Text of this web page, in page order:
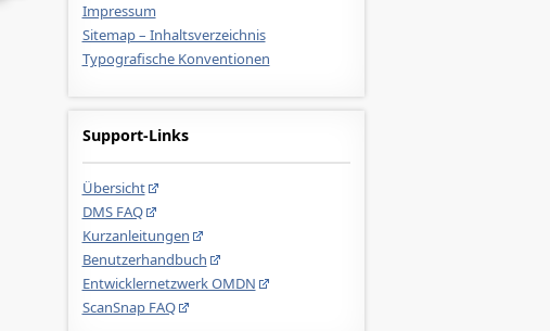
Impressum
Sitemap – Inhaltsverzeichnis
Typografische Konventionen
Support-Links
Übersicht
DMS FAQ
Kurzanleitungen
Benutzerhandbuch
Entwicklernetzwerk OMDN
ScanSnap FAQ